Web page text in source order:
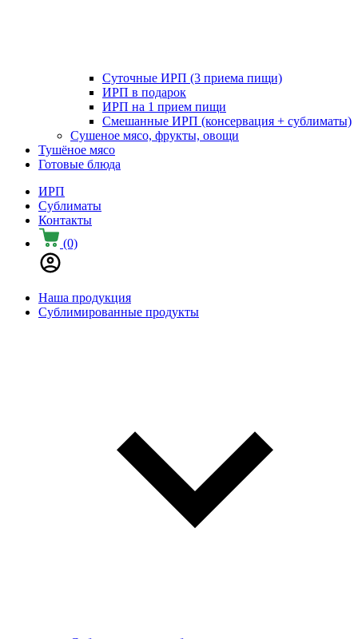
Суточные ИРП (3 приема пищи)
ИРП в подарок
ИРП на 1 прием пищи
Смешанные ИРП (консервация + сублиматы)
Сушеное мясо, фрукты, овощи
Тушёное мясо
Готовые блюда
ИРП
Сублиматы
Контакты
(0)
Наша продукция
Сублимированные продукты